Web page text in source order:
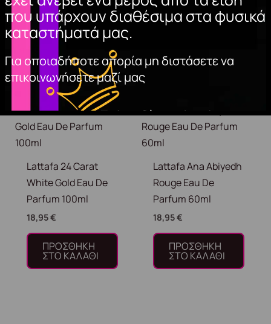
που υπάρχουν διαθέσιμα στα φυσικά
καταστήματά μας.
Για οποιαδήποτε απορία μη διστάσετε να
επικοινωνήσετε μαζί μας
28,95
Lattafa 24 Carat
White Gold Eau De
Parfum 100ml
18,95€
ΠΡΟΣΘΉΚΗ
ΣΤΟ ΚΑΛΆΘΙ
Lattafa Ana Abiyedh
Rouge Eau De
Parfum 60ml
18,95€
ΠΡΟΣΘΉΚΗ
ΣΤΟ ΚΑΛΆΘΙ